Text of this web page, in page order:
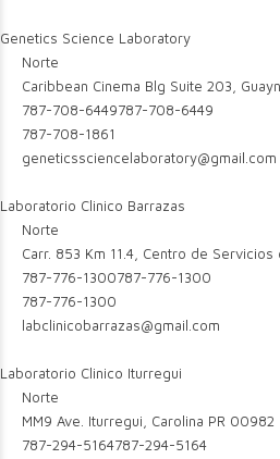
Genetics Science Laboratory
Norte
Caribbean Cinema Blg Suite 203,
787-708-6449787-708-6449
787-708-1861
geneticssciencelaboratory@gmail.com
Laboratorio Clinico Barrazas
Norte
Carr. 853 Km 11.4, Centro de
787-776-1300787-776-1300
787-776-1300
labclinicobarrazas@gmail.com
Laboratorio Clinico Iturregui
Norte
MM9 Ave. Iturregui, Carolina PR 00982
787-294-5164787-294-5164